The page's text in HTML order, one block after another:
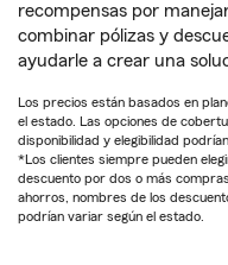
recompensas por
combinar pólizas y
ayudarle a crear una
Los precios están basados en
el estado. Las opciones de
disponibilidad y elegibilidad
*Los clientes siempre pueden
descuento por dos o más
ahorros, nombres de los
podrían variar según el estado.